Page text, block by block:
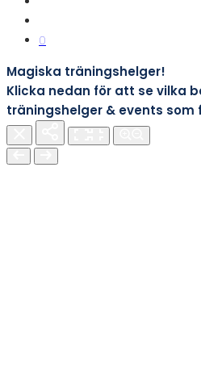
0
Magiska träningshelger!
Klicka nedan för att se vilka
träningshelger & events som